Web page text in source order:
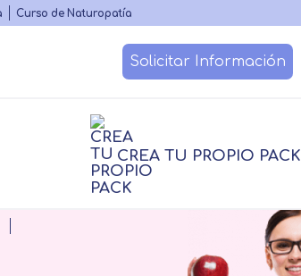
Curso de Naturopatía
Becas y financiación
Solicitar Información
no sanitario
CREA TU PROPIO PACK